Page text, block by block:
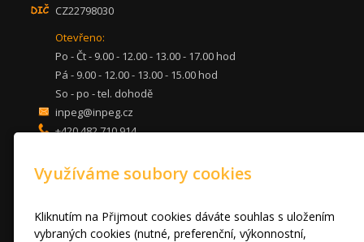
CZ22798030
Otevřeno:
Po - Čt - 9.00 - 12.00 - 13.00 - 17.00 hod
Pá - 9.00 - 12.00 - 13.00 - 15.00 hod
So - po - tel. dohodě
inpeg@inpeg.cz
+420 482 710 914
KUCHYNĚ
DVEŘE A STOLY
OBÝVACÍ POKOJE
Využíváme soubory cookies
Kliknutím na Přijmout cookies dáváte souhlas s uložením
vybraných cookies (nutné, preferenční, výkonnostní,